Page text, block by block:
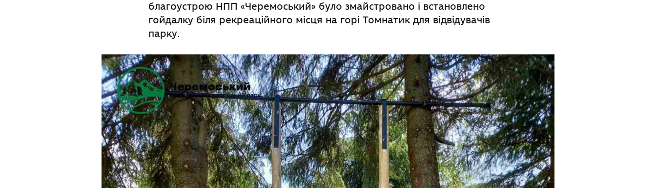
благоустрою НПП «Черемоський» було змайстровано і встановлено
гойдалку біля рекреаційного місця на горі Томнатик для відвідувачів
парку.